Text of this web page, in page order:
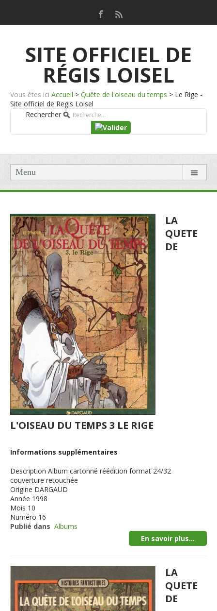
SITE OFFICIEL DE
RÉGIS LOISEL
Vous êtes ici Accueil > Quête de l'oiseau du temps > Le Rige -
Site officiel de Regis Loisel
Rechercher
Menu
LA
QUETE
DE
L'OISEAU DU TEMPS 3 LE RIGE
Informations supplémentaires
Description Album cartonné réédition format 24/32
couverture retouchée
Origine DARGAUD
Année 1998
Mois 10
Numéro 16
Publié dans Albums
En savoir plus...
LA
QUETE
DE